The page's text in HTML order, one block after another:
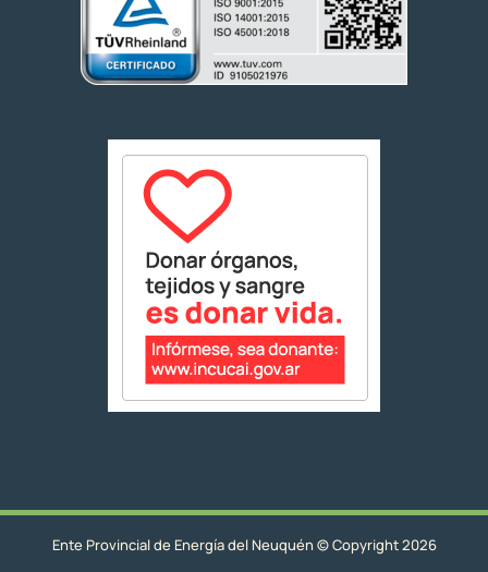
Ente Provincial de Energía del Neuquén © Copyright 2026